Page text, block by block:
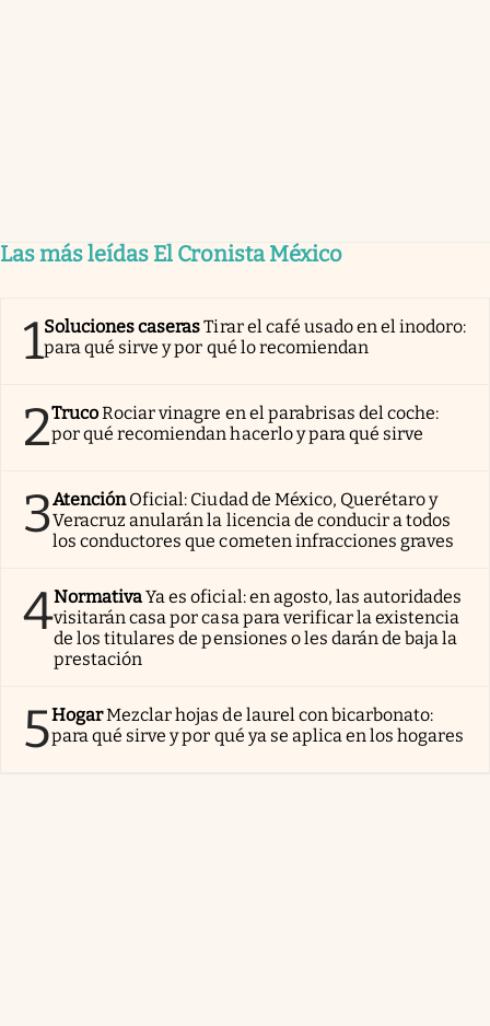
Las más leídas El Cronista México
1Soluciones caserasTirar el café usado en el inodoro:
para qué sirve y por qué lo recomiendan
2TrucoRociar vinagre en el parabrisas del coche:
por qué recomiendan hacerlo y para qué sirve
3AtenciónOficial: Ciudad de México, Querétaro y
Veracruz anularán la licencia de conducir a todos
los conductores que cometen infracciones graves
4NormativaYa es oficial: en agosto, las autoridades
visitarán casa por casa para verificar la existencia
de los titulares de pensiones o les darán de baja la
prestación
5HogarMezclar hojas de laurel con bicarbonato:
para qué sirve y por qué ya se aplica en los hogares